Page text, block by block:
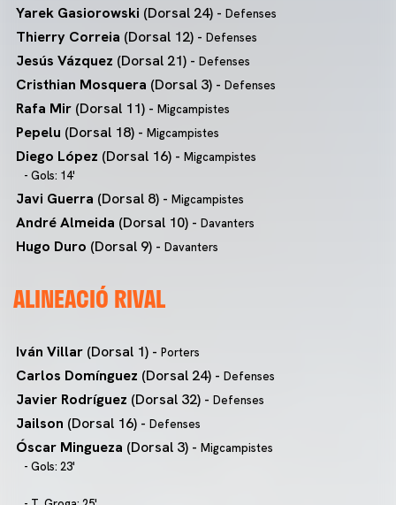
Yarek Gasiorowski (Dorsal 24) - Defenses
Thierry Correia (Dorsal 12) - Defenses
Jesús Vázquez (Dorsal 21) - Defenses
Cristhian Mosquera (Dorsal 3) - Defenses
Rafa Mir (Dorsal 11) - Migcampistes
Pepelu (Dorsal 18) - Migcampistes
Diego López (Dorsal 16) - Migcampistes
- Gols: 14'
Javi Guerra (Dorsal 8) - Migcampistes
André Almeida (Dorsal 10) - Davanters
Hugo Duro (Dorsal 9) - Davanters
ALINEACIÓ RIVAL
Iván Villar (Dorsal 1) - Porters
Carlos Domínguez (Dorsal 24) - Defenses
Javier Rodríguez (Dorsal 32) - Defenses
Jailson (Dorsal 16) - Defenses
Óscar Mingueza (Dorsal 3) - Migcampistes
- Gols: 23'